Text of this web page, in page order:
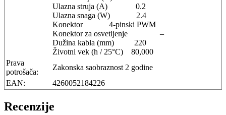
Ulazna struja (A) 0.2
Ulazna snaga (W) 2.4
Konektor 4-pinski PWM
Konektor za osvetljenje –
Dužina kabla (mm) 220
Životni vek (h / 25°C) 80,000
Prava
potrošača:
Zakonska saobraznost 2 godine
EAN:
4260052184226
Recenzije